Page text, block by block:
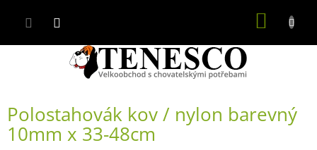
Polostahovák kov / nylon barevný
10mm x 33-48cm